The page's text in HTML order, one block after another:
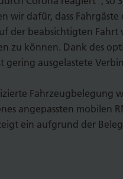
wir dafür, dass
der beabsichtigten
zu können. Dank des
gering ausgelastete
Fahrzeugbelegung
angepassten mobilen
ein aufgrund der